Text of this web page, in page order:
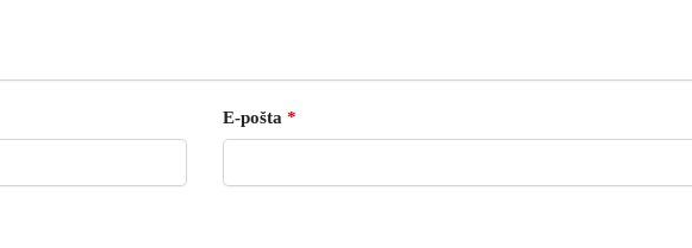
E-pošta *